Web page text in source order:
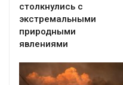
столкнулись с
экстремальными
природными
явлениями